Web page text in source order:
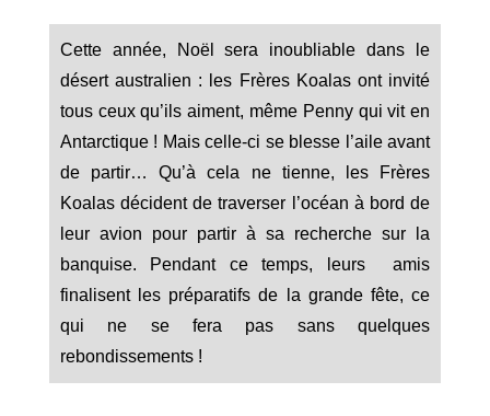
Cette année, Noël sera inoubliable dans le
désert australien : les Frères Koalas ont invité
tous ceux qu’ils aiment, même Penny qui vit en
Antarctique ! Mais celle-ci se blesse l’aile avant
de partir… Qu’à cela ne tienne, les Frères
Koalas décident de traverser l’océan à bord de
leur avion pour partir à sa recherche sur la
banquise. Pendant ce temps, leurs amis
finalisent les préparatifs de la grande fête, ce
qui ne se fera pas sans quelques
rebondissements !